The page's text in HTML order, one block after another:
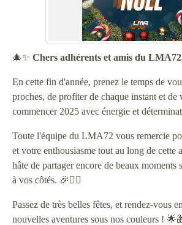
🎄✨ Chers adhérents et amis du
En cette fin d'année, prenez le temps de
proches, de profiter de chaque instant et de
commencer 2025 avec énergie et
Toute l'équipe du LMA72 vous remercie
et votre enthousiasme tout au long de cette
hâte de partager encore de beaux
à vos côtés. 🎉🏃‍♂️
Passez de très belles fêtes, et rendez-vous
nouvelles aventures sous nos couleurs !